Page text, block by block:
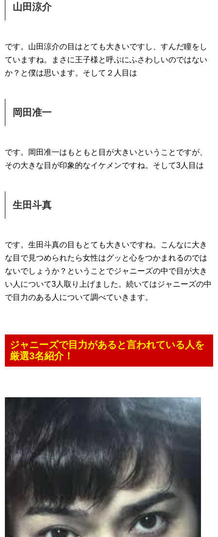
山田涼介
です。山田涼介の目はとても大きいですし、すんだ瞳をし
ていますね。まさに王子様と呼ぶにふさわしいのではない
か？と僕は思います。そして２人目は
岡田准一
です。岡田准一はもともと目が大きいということですが、
その大きな目が印象的なイケメンですね。そして3人目は
生田斗真
です。生田斗真の目もとても大きいですね。こんなに大き
な目で見つめられたら女性はグッと心をつかまれるのでは
ないでしょうか？ということでジャニーズの中で目が大き
い人について3人取り上げました。続いてはジャニーズの中
で目力のある人について調べていきます。
ジャニーズで目力があると言われている人を
厳選3名紹介！